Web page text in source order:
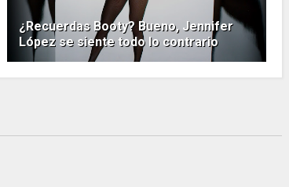
¿Recuerdas Booty? Bueno, Jennifer
López se siente todo lo contrario